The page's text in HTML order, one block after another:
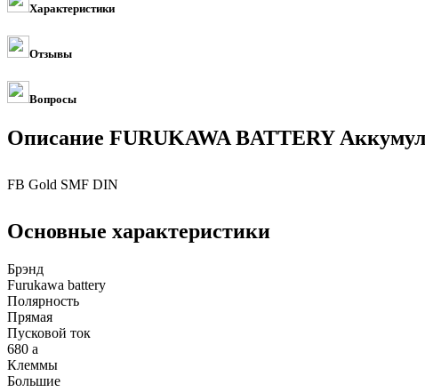
Характеристики
Отзывы
Вопросы
Описание FURUKAWA BATTERY
FB Gold SMF DIN
Основные характеристики
Брэнд
Furukawa battery
Полярность
Прямая
Пусковой ток
680 а
Клеммы
Большие